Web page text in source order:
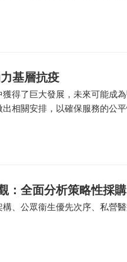
基層抗疫
得了巨大發展，未來可能成
相關安排，以確保服務的公
：全面分析策略性採購
、公眾衞生優先次序、私營